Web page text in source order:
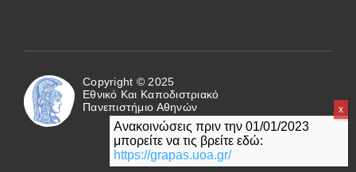
Copyright © 2025
Εθνικό Και Καποδιστριακό
Πανεπιστήμιο Αθηνών
Ανακοινώσεις πριν την 01/01/2023
μπορείτε να τις βρείτε εδώ:
https://grapas.uoa.gr/